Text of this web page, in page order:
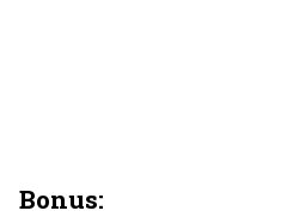
Bonus: